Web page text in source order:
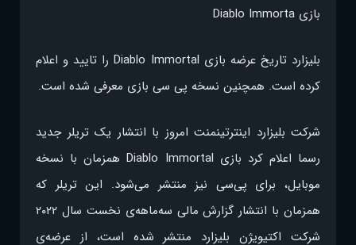
بازی Diablo Immorta
بلیزارد تاریخ عرضه بازی Diablo Immortal را تایید و اعلام
کرده است. همچنین نسخه پی سی بازی معرفی شده است.
شرکت بلیزارد اینترتینمنت امروز با انتشار یک تریلر جدید
رسما اعلام کرد بازی Diablo Immortal همزمان با نسخه
موبایل، برای پی‌سی نیز منتشر می‌شود. این تریلر که
همزمان با انتشار گزارش مالی سه‌ماهه‌ی نخست سال ۲۰۲۲
شرکت اکتیویژن بلیزارد منتشر شده است، از عرضه‌ی